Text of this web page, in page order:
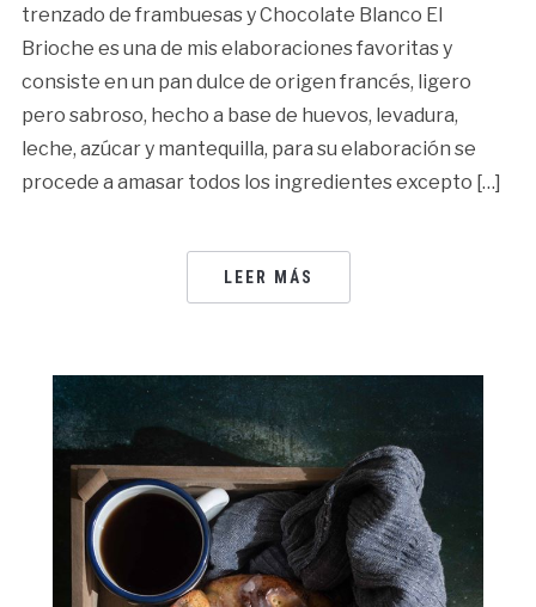
trenzado de frambuesas y Chocolate Blanco El
Brioche es una de mis elaboraciones favoritas y
consiste en un pan dulce de origen francés, ligero
pero sabroso, hecho a base de huevos, levadura,
leche, azúcar y mantequilla, para su elaboración se
procede a amasar todos los ingredientes excepto […]
LEER MÁS